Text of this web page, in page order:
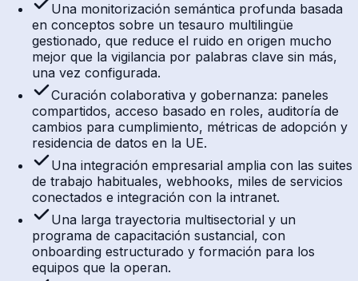
Una monitorización semántica profunda basada
en conceptos sobre un tesauro multilingüe
gestionado, que reduce el ruido en origen mucho
mejor que la vigilancia por palabras clave sin más,
una vez configurada.
Curación colaborativa y gobernanza: paneles
compartidos, acceso basado en roles, auditoría de
cambios para cumplimiento, métricas de adopción y
residencia de datos en la UE.
Una integración empresarial amplia con las suites
de trabajo habituales, webhooks, miles de servicios
conectados e integración con la intranet.
Una larga trayectoria multisectorial y un
programa de capacitación sustancial, con
onboarding estructurado y formación para los
equipos que la operan.